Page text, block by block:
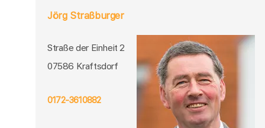
Jörg Straßburger
Straße der Einheit 2
07586 Kraftsdorf
0172-3610882